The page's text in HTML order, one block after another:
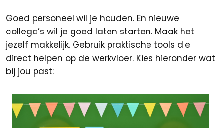
Goed personeel wil je houden. En nieuwe
collega’s wil je goed laten starten. Maak het
jezelf makkelijk. Gebruik praktische tools die
direct helpen op de werkvloer. Kies hieronder wat
bij jou past: